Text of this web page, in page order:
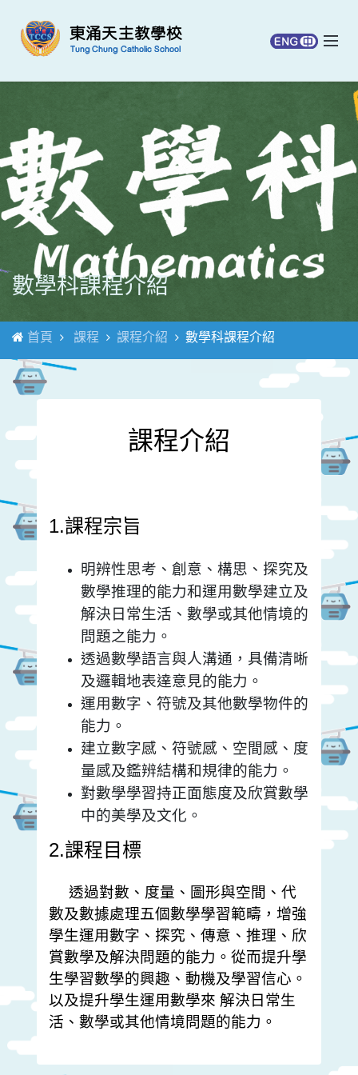
數學科課程介紹
首頁 課程 課程介紹 數學科課程介紹
課程介紹
1.課程宗旨
明辨性思考、創意、構思、探究及
數學推理的能力和運用數學建立及
解決日常生活、數學或其他情境的
問題之能力。
透過數學語言與人溝通，具備清晰
及邏輯地表達意見的能力。
運用數字、符號及其他數學物件的
能力。
建立數字感、符號感、空間感、度
量感及鑑辨結構和規律的能力。
對數學學習持正面態度及欣賞數學
中的美學及文化。
2.課程目標
透過對數、度量、圖形與空間、代
數及數據處理五個數學學習範疇，增強
學生運用數字、探究、傳意、推理、欣
賞數學及解決問題的能力。從而提升學
生學習數學的興趣、動機及學習信心。
以及提升學生運用數學來 解決日常生
活、數學或其他情境問題的能力。